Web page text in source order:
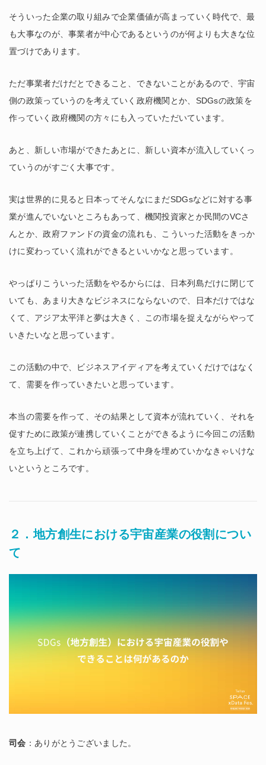
そういった企業の取り組みで企業価値が高まっていく時代で、最
も大事なのが、事業者が中心であるというのが何よりも大きな位
置づけであります。
ただ事業者だけだとできること、できないことがあるので、宇宙
側の政策っていうのを考えていく政府機関とか、SDGsの政策を
作っていく政府機関の方々にも入っていただいています。
あと、新しい市場ができたあとに、新しい資本が流入していくっ
ていうのがすごく大事です。
実は世界的に見ると日本ってそんなにまだSDGsなどに対する事
業が進んでいないところもあって、機関投資家とか民間のVCさ
んとか、政府ファンドの資金の流れも、こういった活動をきっか
けに変わっていく流れができるといいかなと思っています。
やっぱりこういった活動をやるからには、日本列島だけに閉じて
いても、あまり大きなビジネスにならないので、日本だけではな
くて、アジア太平洋と夢は大きく、この市場を捉えながらやって
いきたいなと思っています。
この活動の中で、ビジネスアイディアを考えていくだけではなく
て、需要を作っていきたいと思っています。
本当の需要を作って、その結果として資本が流れていく、それを
促すために政策が連携していくことができるように今回この活動
を立ち上げて、これから頑張って中身を埋めていかなきゃいけな
いというところです。
２．地方創生における宇宙産業の役割につい
て
司会 ：ありがとうございました。